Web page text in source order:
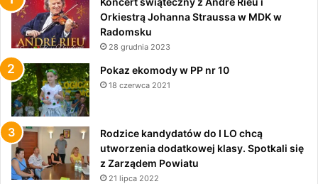
Orkiestrą Johanna Straussa w MDK w
Radomsku
28 grudnia 2023
Pokaz ekomody w PP nr 10
18 czerwca 2021
Rodzice kandydatów do I LO chcą
utworzenia dodatkowej klasy. Spotkali się
z Zarządem Powiatu
21 lipca 2022